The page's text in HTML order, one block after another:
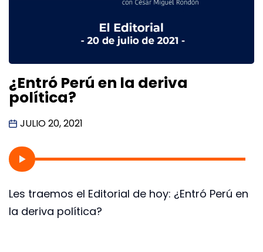
¿Entró Perú en la deriva
política?
JULIO 20, 2021
Les traemos el Editorial de hoy: ¿Entró Perú en
la deriva política?